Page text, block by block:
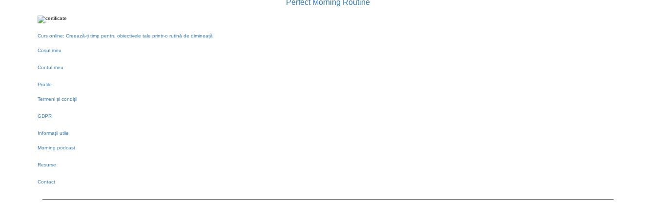
Perfect Morning Routine
Curs online: Creează-ți timp pentru obiectivele tale printr-o rutină de dimineață
Coșul meu
Contul meu
Profile
Termeni și condiții
GDPR
Informații utile
Morning podcast
Resurse
Contact